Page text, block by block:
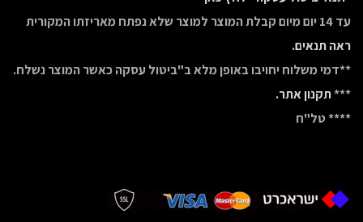
עד 14 יום מיום קבלת המוצר למוצר שלא נפתח מאריזתו המקורית
ראה תנאים.
**דמי משלוח יחויבו באופן מלא ב"ביטול עסקה כאשר המוצר נשלח.
***תקנון אתר.
**** טל"ח